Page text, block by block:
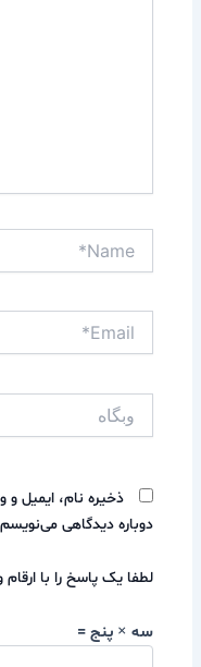
ذخیره نام، ایمیل و
دوباره دیدگاهی
لطفا یک پاسخ را با ارقام
سه × پنج =